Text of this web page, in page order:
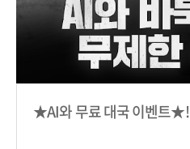
★AI와 무료 대국 이벤트★!